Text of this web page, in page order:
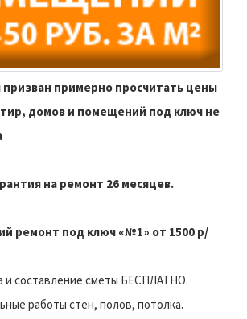
примерно просчитать цены
домов и помещений под ключ не
на ремонт 26 месяцев.
ремонт под ключ «№1» от 1500 р/
и составление сметы БЕСПЛАТНО.
работы стен, полов, потолка.